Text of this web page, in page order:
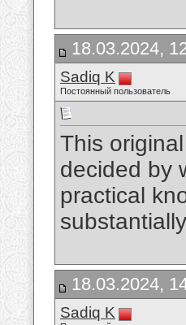
18.03.2024,
Sadiq K
Постоянный пользователь
This
decided by
practical
18.03.2024,
Sadiq K